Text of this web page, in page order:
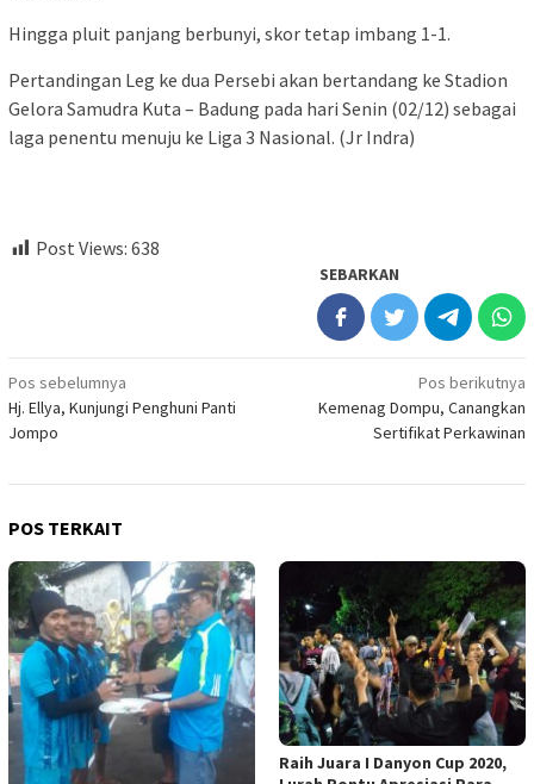
Hingga pluit panjang berbunyi, skor tetap imbang 1-1.
Pertandingan Leg ke dua Persebi akan bertandang ke Stadion
Gelora Samudra Kuta – Badung pada hari Senin (02/12) sebagai
laga penentu menuju ke Liga 3 Nasional. (Jr Indra)
Post Views: 638
SEBARKAN
Navigasi
pos
Pos sebelumnya
Hj. Ellya, Kunjungi Penghuni Panti
Jompo
Pos berikutnya
Kemenag Dompu, Canangkan
Sertifikat Perkawinan
POS TERKAIT
Raih Juara I Danyon Cup 2020,